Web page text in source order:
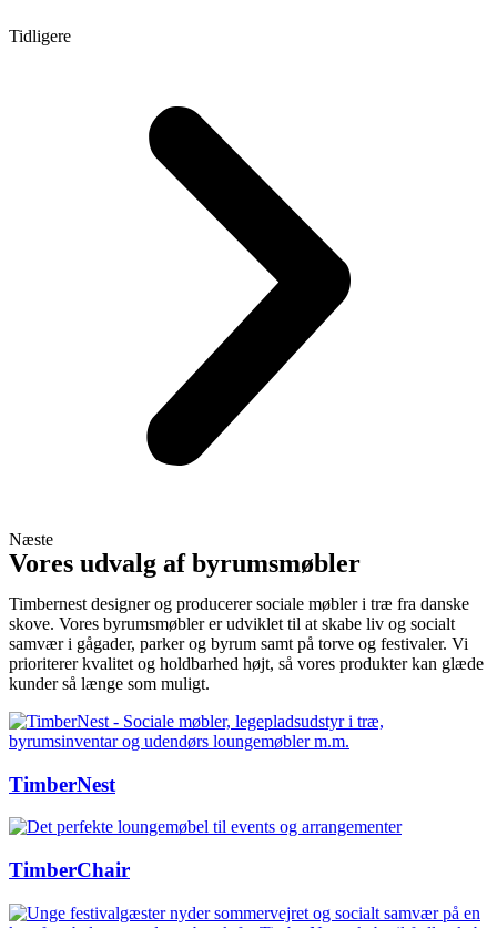
Tidligere
Næste
Vores udvalg af byrumsmøbler
Timbernest designer og producerer sociale møbler i træ fra danske
skove. Vores byrumsmøbler er udviklet til at skabe liv og socialt
samvær i gågader, parker og byrum samt på torve og festivaler. Vi
prioriterer kvalitet og holdbarhed højt, så vores produkter kan glæde
kunder så længe som muligt.
TimberNest
TimberChair